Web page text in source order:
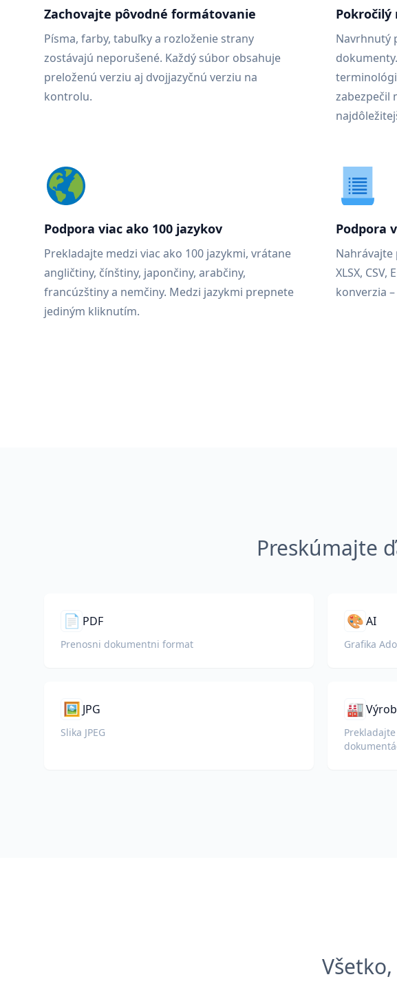
Zachovajte pôvodné formátovanie
Písma, farby, tabuľky a rozloženie strany
zostávajú neporušené. Každý súbor obsahuje
preloženú verziu aj dvojjazyčnú verziu na
kontrolu.
Pokročilý
Navrhnutý
zabezpečil
Podpora viac ako 100 jazykov
Prekladajte medzi viac ako 100 jazykmi, vrátane
angličtiny, čínštiny, japončiny, arabčiny,
francúzštiny a nemčiny. Medzi jazykmi prepnete
jediným kliknutím.
Podpora
Nahrávajte
XLSX,
konverzia
Preskúmajte
📄 PDF
Prenosni dokumentni format
🎨AI
Grafika
🖼️ JPG
Slika JPEG
🏭